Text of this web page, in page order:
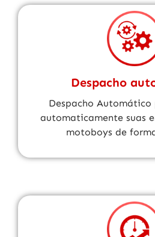
Despacho
Despacho
automaticamente suas
motoboys de